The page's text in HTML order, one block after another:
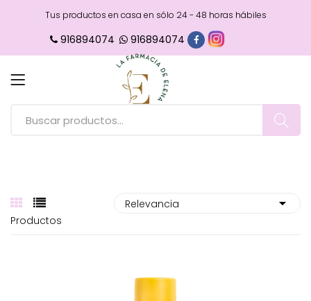
Tus productos en casa en sólo 24 - 48 horas hábiles
916894074 916894074
Productos